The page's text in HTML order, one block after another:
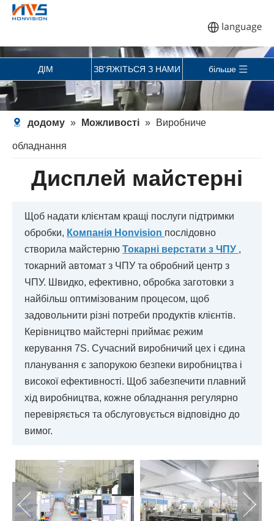
ДІМ ЗВ'ЯЖІТЬСЯ З НАМИ більше
додому » Можливості » Виробниче
обладнання
Дисплей майстерні
Щоб надати клієнтам кращі послуги підтримки
обробки, Компанія Honvision послідовно
створила майстерню Токарні верстати з ЧПУ ,
токарний автомат з ЧПУ та обробний центр з
ЧПУ. Швидко, ефективно, обробка заготовки з
найбільш оптимізованим процесом, щоб
задовольнити різні потреби продуктів клієнтів.
Керівництво майстерні приймає режим
керування 7S. Сучасний виробничий цех і єдина
планування є запорукою безпеки виробництва і
високої ефективності. Щоб забезпечити плавний
хід виробництва, кожне обладнання регулярно
перевіряється та обслуговується відповідно до
вимог.